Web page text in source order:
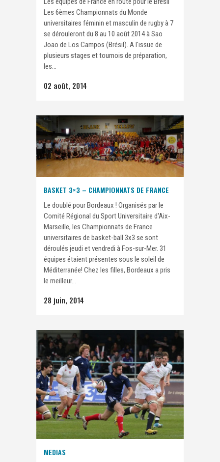
Les 6èmes Championnats du Monde
universitaires féminin et masculin de rugby à 7
se dérouleront du 8 au 10 août 2014 à Sao
Joao de Los Campos (Brésil). A l'issue de
plusieurs stages et tournois de préparation,
les...
02 août, 2014
BASKET 3×3 – CHAMPIONNATS DE FRANCE
Le doublé pour Bordeaux ! Organisés par le
Comité Régional du Sport Universitaire d'Aix-
Marseille, les Championnats de France
universitaires de basket-ball 3x3 se sont
déroulés jeudi et vendredi à Fos-sur-Mer. 31
équipes étaient présentes sous le soleil de
Méditerranée! Chez les filles, Bordeaux a pris
le meilleur...
28 juin, 2014
MEDIAS